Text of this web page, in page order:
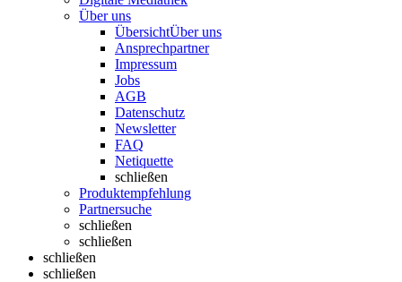
Über uns
ÜbersichtÜber uns
Ansprechpartner
Impressum
Jobs
AGB
Datenschutz
Newsletter
FAQ
Netiquette
schließen
Produktempfehlung
Partnersuche
schließen
schließen
schließen
schließen